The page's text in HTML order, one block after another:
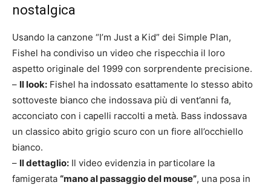
nostalgica
Usando la canzone “I’m Just a Kid” dei Simple Plan,
Fishel ha condiviso un video che rispecchia il loro
aspetto originale del 1999 con sorprendente precisione.
– Il look: Fishel ha indossato esattamente lo stesso abito
sottoveste bianco che indossava più di vent’anni fa,
acconciato con i capelli raccolti a metà. Bass indossava
un classico abito grigio scuro con un fiore all’occhiello
bianco.
– Il dettaglio: Il video evidenzia in particolare la
famigerata “mano al passaggio del mouse”, una posa in